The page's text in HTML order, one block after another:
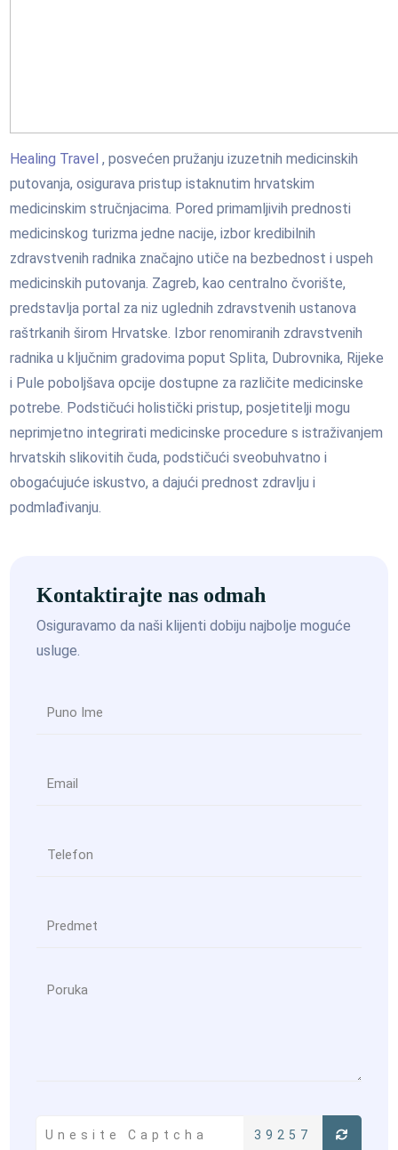
Healing Travel , posvećen pružanju izuzetnih medicinskih
putovanja, osigurava pristup istaknutim hrvatskim
medicinskim stručnjacima. Pored primamljivih prednosti
medicinskog turizma jedne nacije, izbor kredibilnih
zdravstvenih radnika značajno utiče na bezbednost i uspeh
medicinskih putovanja. Zagreb, kao centralno čvorište,
predstavlja portal za niz uglednih zdravstvenih ustanova
raštrkanih širom Hrvatske. Izbor renomiranih zdravstvenih
radnika u ključnim gradovima poput Splita, Dubrovnika, Rijeke
i Pule poboljšava opcije dostupne za različite medicinske
potrebe. Podstičući holistički pristup, posjetitelji mogu
neprimjetno integrirati medicinske procedure s istraživanjem
hrvatskih slikovitih čuda, podstičući sveobuhvatno i
obogaćujuće iskustvo, a dajući prednost zdravlju i
podmlađivanju.
Kontaktirajte nas odmah
Osiguravamo da naši klijenti dobiju najbolje moguće
usluge.
39257